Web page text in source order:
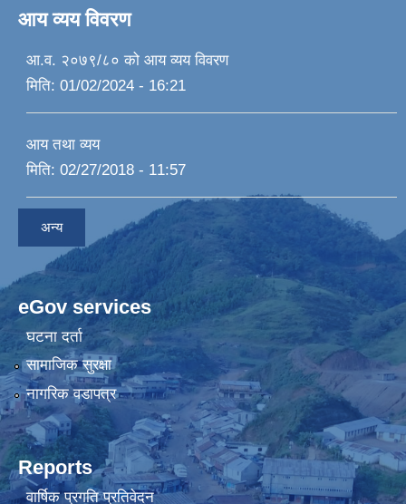
आय व्यय विवरण
आ.व. २०७९/८० को आय व्यय विवरण
मिति: 01/02/2024 - 16:21
आय तथा व्यय
मिति: 02/27/2018 - 11:57
अन्य
eGov services
घटना दर्ता
सामाजिक सुरक्षा
नागरिक वडापत्र
Reports
वार्षिक प्रगति प्रतिवेदन